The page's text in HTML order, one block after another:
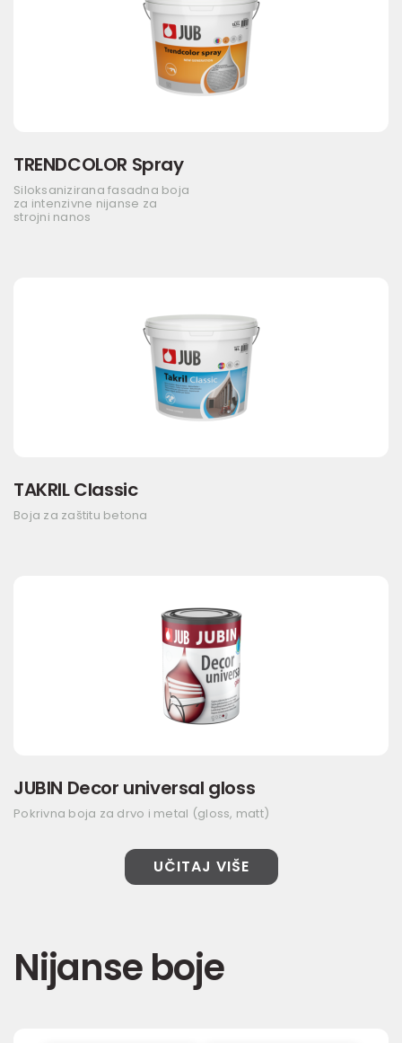
TRENDCOLOR Spray
Siloksanizirana fasadna boja
za intenzivne nijanse za
strojni nanos
TAKRIL Classic
Boja za zaštitu betona
JUBIN Decor universal gloss
Pokrivna boja za drvo i metal (gloss, matt)
UČITAJ VIŠE
Nijanse boje